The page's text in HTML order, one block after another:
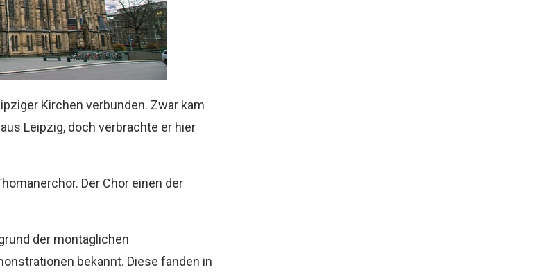
Kirchen verbunden. Zwar kam
Leipzig, doch verbrachte er hier
Der Chor einen der
der montäglichen
bekannt. Diese fanden in